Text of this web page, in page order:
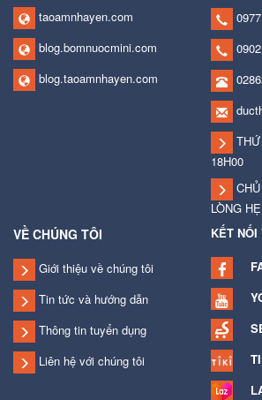
taoamnhayen.com
blog.bomnuocmini.com
blog.taoamnhayen.com
18H00
LÒNG
VỀ CHÚNG TÔI
Giới thiệu về chúng tôi
Tin tức và hướng dẫn
Thông tin tuyển dụng
Liên hệ với chúng tôi
KẾT NỐI